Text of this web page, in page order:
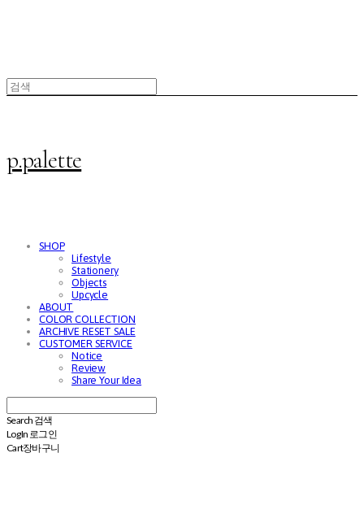
p.palette
SHOP
Lifestyle
Stationery
Objects
Upcycle
ABOUT
COLOR COLLECTION
ARCHIVE RESET SALE
CUSTOMER SERVICE
Notice
Review
Share Your Idea
Search 검색
Log In 로그인
Cart장바구니